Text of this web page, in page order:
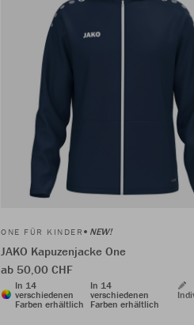
ONE FÜR KINDER NEW!
JAKO Kapuzenjacke One
ab 50,00 CHF
In 14
verschiedenen
Farben erhältlich
In 14
verschiedenen
Farben erhältlich